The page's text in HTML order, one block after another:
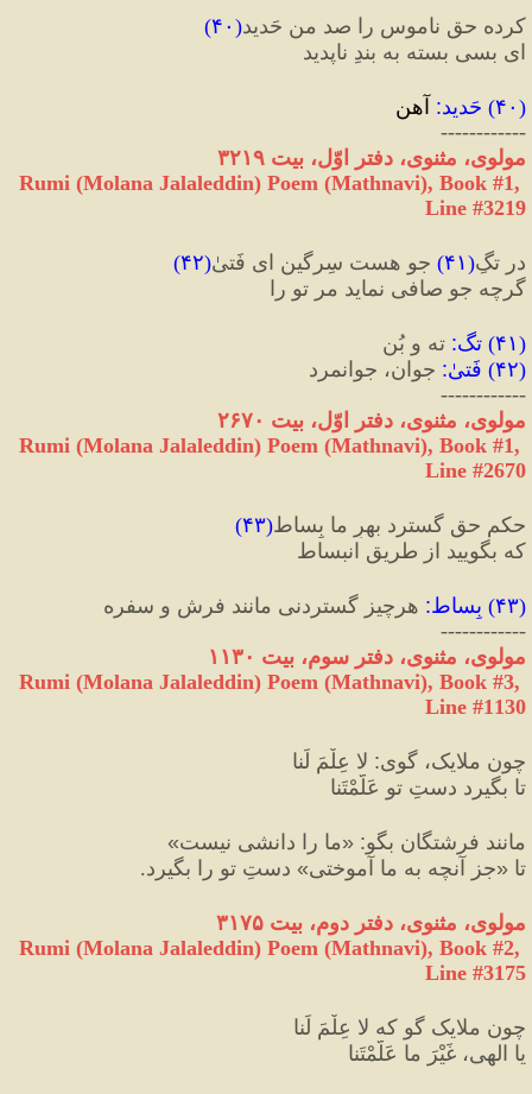
کرده حق ناموس را صد من حَدید( ۴۰)
ای بسی بسته به بندِ ناپدید
( ۴۰) حَدید: آهن
------------
مولوی، مثنوی، دفتر اوّل، بیت ۳۲۱۹
Rumi (Molana Jalaleddin) Poem (Mathnavi), Book #1,
Line #3219
در تگِ(۴۱) جو هست سِرگین ای فَتیٰ(۴۲)
گرچه جو صافی نماید مر تو را
(۴۱) تگ: ته و بُن
(۴۲) فَتیٰ: جوان، جوانمرد
------------
مولوی، مثنوی، دفتر اوّل، بیت ۲۶۷۰
Rumi (Molana Jalaleddin) Poem (Mathnavi), Book #1,
Line #2670
حکمِ حق گسترد بهرِ ما بِساط(۴۳)
که بگویید از طریقِ انبساط
(۴۳) بِساط: هرچیز گستردنی مانند فرش و سفره
------------
مولوی، مثنوی، دفتر سوم، بیت ۱۱۳۰
Rumi (Molana Jalaleddin) Poem (Mathnavi), Book #3,
Line #1130
چون ملایک، گوی: لا عِلْمَ لَنا
تا بگیرد دستِ تو عَلَّمْتَنا
مانند فرشتگان بگو:
«ما را دانشی نیست»
تا «جز آنچه به ما آموختی» دستِ تو را بگیرد.
مولوی، مثنوی، دفتر دوم، بیت ۳۱۷۵
Rumi (Molana Jalaleddin) Poem (Mathnavi), Book #2,
Line #3175
چون ملایک گو که لا عِلْمَ لَنا
یا الهی، غَیْرَ ما عَلَّمْتَنا